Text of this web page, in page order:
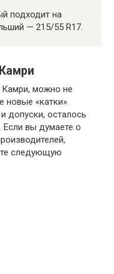
подходит на
— 215/55 R17.
Камри, можно не
новые «катки».
допуски, осталось
Если вы думаете о
следующую